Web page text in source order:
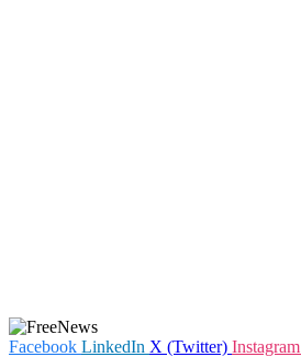
Facebook LinkedIn X (Twitter) Instagram